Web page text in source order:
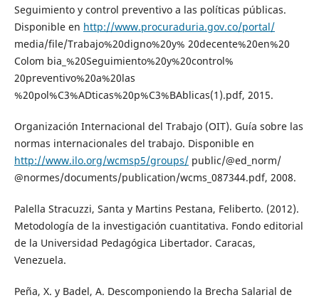
Seguimiento y control preventivo a las políticas públicas.
Disponible en http://www.procuraduria.gov.co/portal/
media/file/Trabajo%20digno%20y% 20decente%20en%20
Colom bia_%20Seguimiento%20y%20control%
20preventivo%20a%20las
%20pol%C3%ADticas%20p%C3%BAblicas(1).pdf, 2015.
Organización Internacional del Trabajo (OIT). Guía sobre las
normas internacionales del trabajo. Disponible en
http://www.ilo.org/wcmsp5/groups/public/@ed_norm/
@normes/documents/publication/wcms_087344.pdf, 2008.
Palella Stracuzzi, Santa y Martins Pestana, Feliberto. (2012).
Metodología de la investigación cuantitativa. Fondo editorial
de la Universidad Pedagógica Libertador. Caracas,
Venezuela.
Peña, X. y Badel, A. Descomponiendo la Brecha Salarial de